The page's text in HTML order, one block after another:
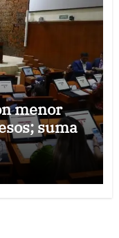
menor
suma